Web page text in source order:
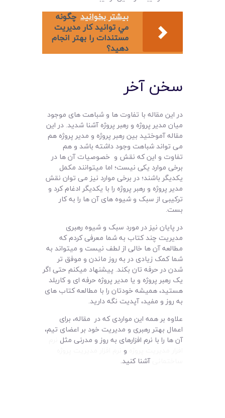
بیشتر بخوانید چگونه
مي توانيد کار مديريت
مستندات را بهتر انجام
دهيد؟
سخن آخر
در این مقاله با تفاوت ها و شباهت های موجود
میان مدیر پروژه و رهبر پروژه آشنا شدید. در این
مقاله آموختید بین رهبر پروژه و مدیر پروژه هم
می تواند شباهت وجود داشته باشد و هم
تفاوت و این که نقش و خصوصیات آن ها در
برخی موارد یکی نیست؛ اما میتوانند مکمل
یکدیگر باشند؛ در برخی موارد نیز می توان نقش
مدیر پروژه و رهبر پروژه را با یکدیگر ادغام کرد و
ترکیبی از سبک و شیوه های آن ها را به کار
بست.
در پایان نیز در مورد سبک و شیوه رهبری
مدیریت چند کتاب به شما معرفی کردم که
مطالعه آن ها خالی از لطف نیست و میتواند به
شما کمک زیادی در به روز ماندن و موفق تر
شدن در حرفه تان بکند. پیشنهاد میکنم حتی اگر
یک رهبر پروژه و یا مدیر پروژه حرفه ای و کاربلد
هستید، همیشه خودتان را با مطالعه کتاب های
به روز و مفید، آپدیت نگه دارید.
علاوه بر همه این مواردی که در مقاله، برای
اعمال بهتر رهبری و مدیریت خود بر اعضای تیم،
آن ها را با نرم افزارهای به روز و مدرنی مثل
و
آشنا کنید.